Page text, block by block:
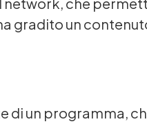
gradito un
un programma,